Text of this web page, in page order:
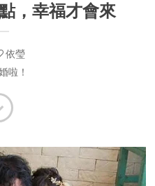
，幸福才會來
依瑩
啦！